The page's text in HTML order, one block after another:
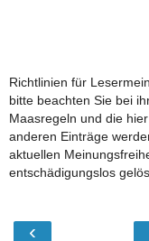
Richtlinien für
bitte beachten Sie bei
Maasregeln und die
anderen Einträge
aktuellen
entschädigungslos
‹